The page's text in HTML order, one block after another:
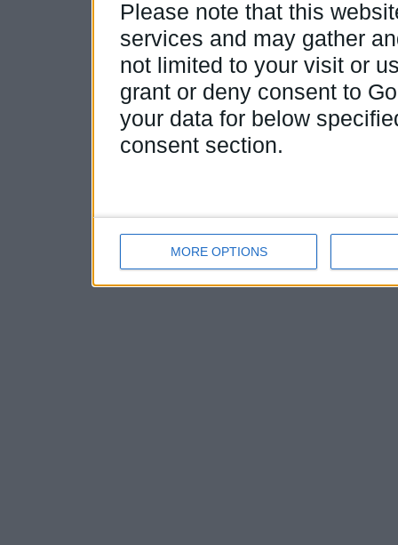
Please note that this
services and may gather
not limited to your visit or
grant or deny consent to
your data for below
consent section.
MORE OPTIONS